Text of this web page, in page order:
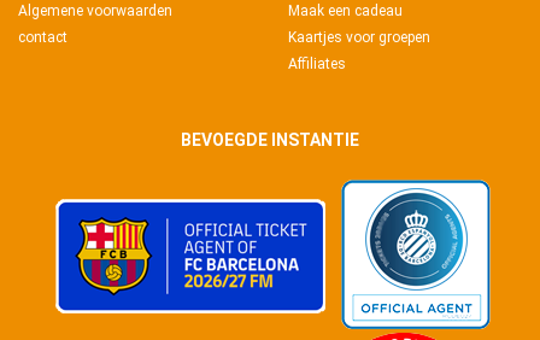
Algemene voorwaarden
contact
Maak een cadeau
Kaartjes voor groepen
Affiliates
BEVOEGDE INSTANTIE